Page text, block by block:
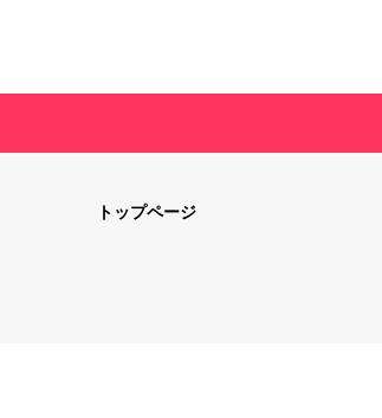
トップページ